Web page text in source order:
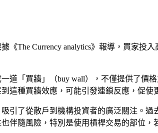
《The Currency analytics》報導，買家
道「買牆」（buy wall），不僅提供了
這種買牆效應，可能引發連鎖反應，促使
引了從散戶到機構投資者的廣泛關注。
伴隨風險，特別是使用槓桿交易的部位